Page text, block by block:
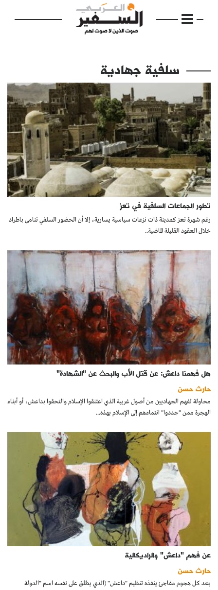
الرئيسية
مواضيع
إفتتاحية
فكرة
دفاتر
بالصورة
كتّابنا
الأرشيف
سلفية جهادية
تطور الجماعات السلفية في تعز
رغم شهرة تعز كمدينة ذات نزعات سياسية يسارية، إلا أن الحضور السلفي تنامى باطراد
خلال العقود القليلة الماضية..
هل فهمنا داعش: عن قتل الأب والبحث عن "الشهادة"
حارث حسن
محاولة لفهم الجهاديين من أصول غربية الذي اعتنقوا الإسلام والتحقوا بداعش، أو أبناء
الهجرة ممن "جددوا" انتماءهم إلى الإسلام بهذه...
عن فهم "داعش" والراديكالية
حارث حسن
بعد كل هجوم مفاجئ ينفذه تنظيم "داعش" (الذي يطلق على نفسه اسم "الدولة